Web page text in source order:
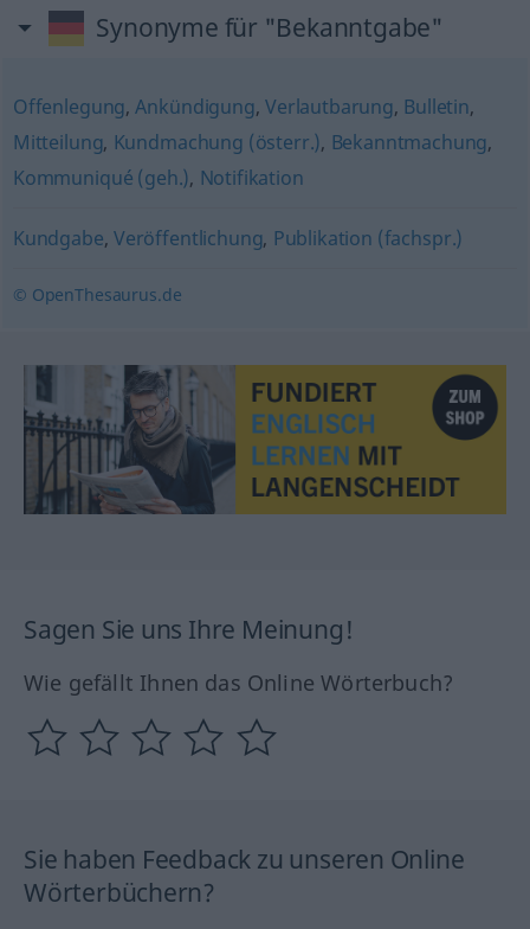
Synonyme für "Bekanntgabe"
Offenlegung,Ankündigung,Verlautbarung, Bulletin,
Mitteilung, Kundmachung (österr.), Bekanntmachung,
Kommuniqué (geh.), Notifikation
Kundgabe, Veröffentlichung, Publikation (fachspr.)
© OpenThesaurus.de
Sagen Sie uns Ihre Meinung!
Wie gefällt Ihnen das Online Wörterbuch?
Sie haben Feedback zu unseren Online
Wörterbüchern?